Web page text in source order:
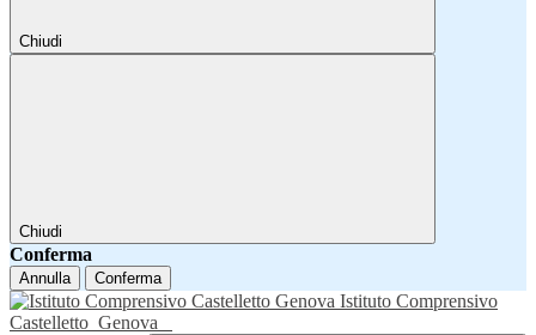
Chiudi
Chiudi
Conferma
Annulla Conferma
Istituto Comprensivo
Castelletto Genova